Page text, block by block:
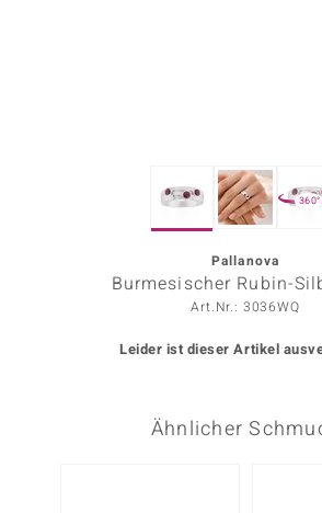
360°
Pallanova
Burmesischer Rubin-
Art.Nr.: 3036WQ
Leider ist dieser Artikel
Ähnlicher